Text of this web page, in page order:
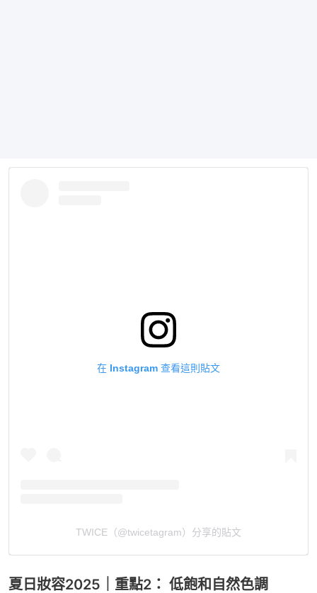
在 Instagram 查看這則貼文
TWICE（@twicetagram）分享的貼文
夏日妝容2025｜重點2： 低飽和自然色調